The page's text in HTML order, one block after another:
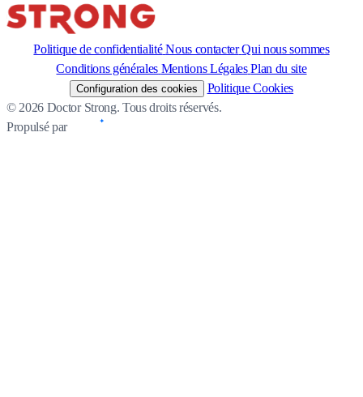
Politique de confidentialité Nous contacter Qui nous sommes
Conditions générales Mentions Légales Plan du site
Configuration des cookies
Politique Cookies
© 2026 Doctor Strong. Tous droits réservés.
Propulsé par